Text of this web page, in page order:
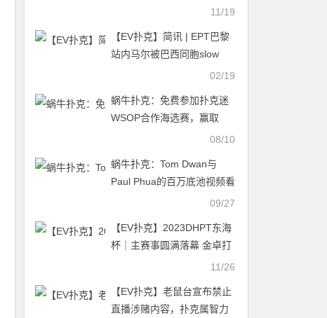
Kenney对Phil Hellmuth的无
11/19
【EV扑克】简讯 | EPT巴黎
站内马尔被巴西同胞slow
02/19
蜗牛扑克：免费参加扑克迷
WSOP合作海选赛，赢取
WSOP CHINA主赛资格08/10
蜗牛扑克：Tom Dwan与
Paul Phua的百万底池视频看
09/27
【EV扑克】2023DHPT东海
杯｜主赛事圆满落幕 金卓打
11/26
【EV扑克】老鼠台宣布禁止
直播涉赌内容，扑克属智力